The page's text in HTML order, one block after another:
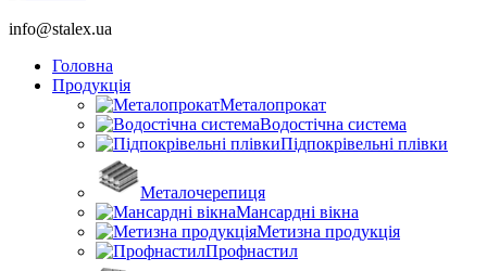
info@stalex.ua
Головна
Продукція
Металопрокат
Водостічна система
Підпокрівельні плівки
Металочерепиця
Мансардні вікна
Метизна продукція
Профнастил